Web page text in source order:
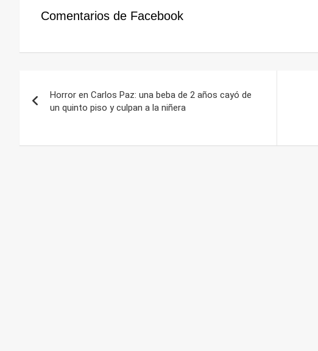
Comentarios de Facebook
de
Horror en Carlos Paz: una beba de 2 años cayó de
un quinto piso y culpan a la niñera